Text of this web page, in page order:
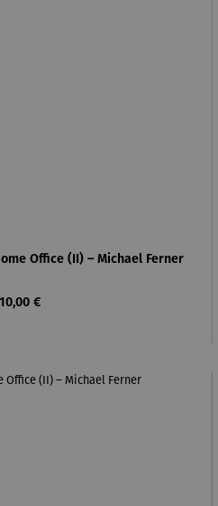
Office (II) – Michael Ferner
Preis:
€